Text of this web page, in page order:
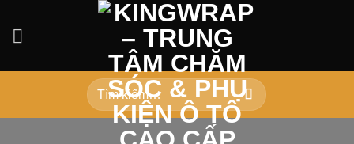
qua
dung
Tìm
kiếm: